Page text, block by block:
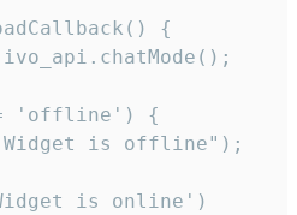
{
'offline') {
is offline");
is online')